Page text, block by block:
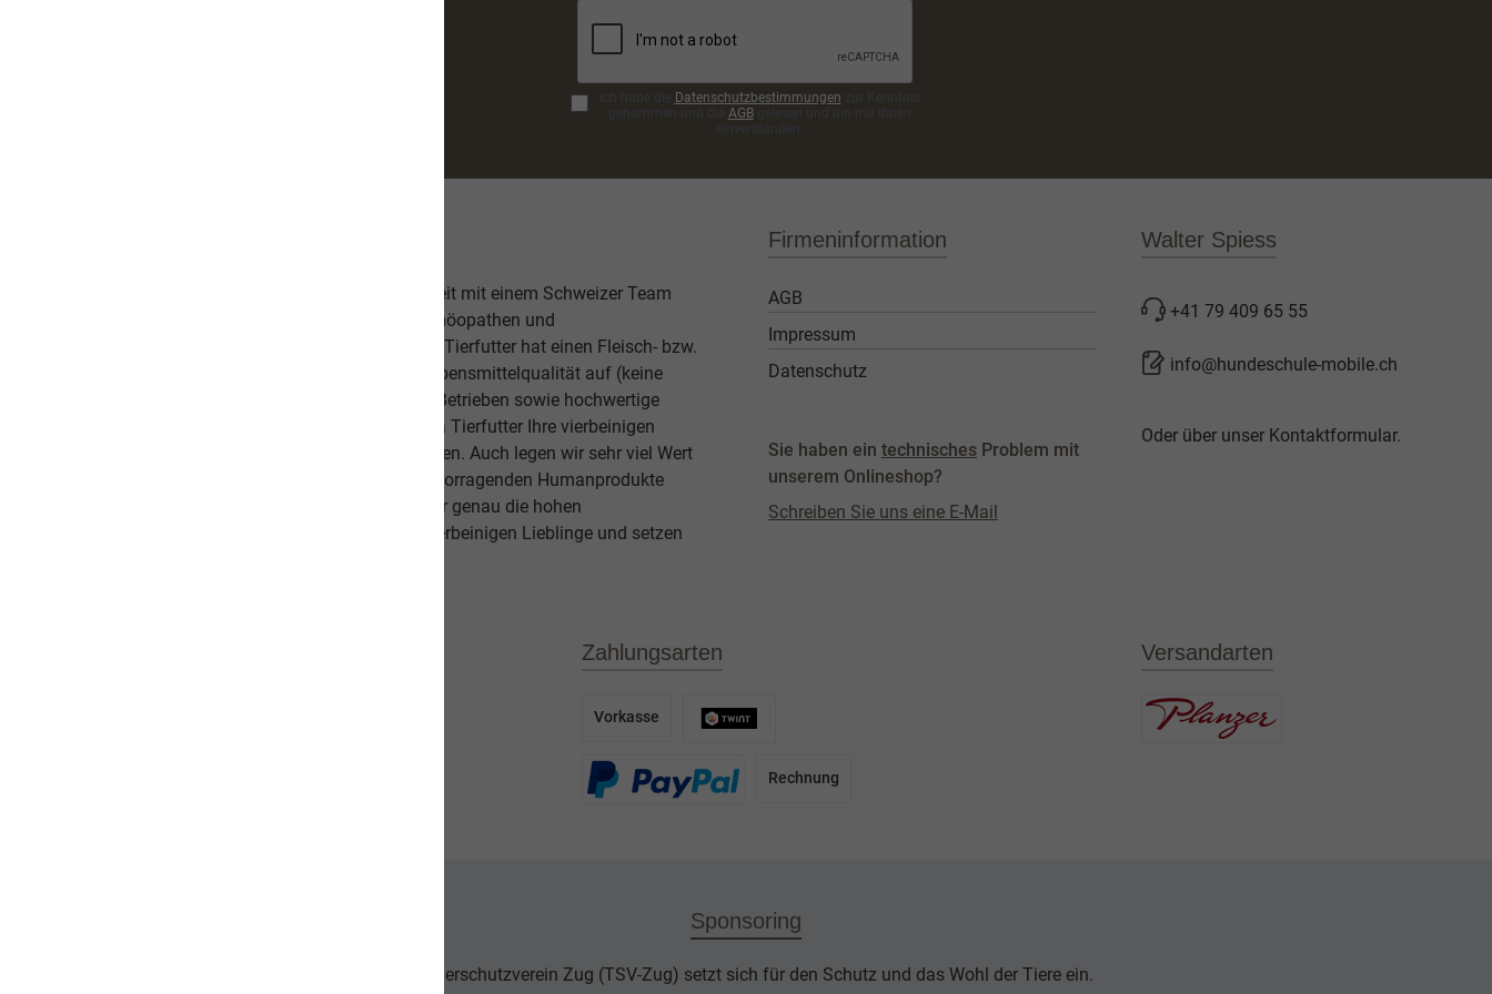
Datenschutzbestimmungen
AGBgelesen und bin mit ihnen
Unsere hochwertige Tiernahrung ist in Zusammenarbeit mit einem Schweizer Team
bestehend aus einer Tierärztin, Tierheilpraktikern, Homöopathen und
Ernährungsfachleuten entwickelt worden. Das leckere Tierfutter hat einen Fleisch- bzw.
Fischanteil von ca. 70% im Durchschnitt und weist Lebensmittelqualität auf (keine
Schlachtabfälle). Höchste Qualität aus kontrollierten Betrieben sowie hochwertige
Beilagen sind der Garant, dass Sie mit unserem naVita Tierfutter Ihre vierbeinigen
Lieblinge ausgewogen und abwechslungsreich ernähren. Auch legen wir sehr viel Wert
darauf, dass es Ihnen persönlich gut geht. Unsere hervorragenden Humanprodukte
beweisen dies. Als Schweizer Unternehmen kennen wir genau die hohen
Qualitätsansprüche unserer Kunden sowie unseren vierbeinigen Lieblinge und setzen
Firmeninformation
AGB
Impressum
Datenschutz
Sie haben ein technisches Problem mit
unserem Onlineshop?
Schreiben Sie uns eine E-Mail
Walter Spiess
+41 79 409 65 55
info@hundeschule-mobile.ch
Oder über unser Kontaktformular.
Zahlungsarten
Vorkasse
Rechnung
Versandarten
Sponsoring
Der Tierschutzverein Zug (TSV-Zug) setzt sich für den Schutz und das Wohl der Tiere ein.